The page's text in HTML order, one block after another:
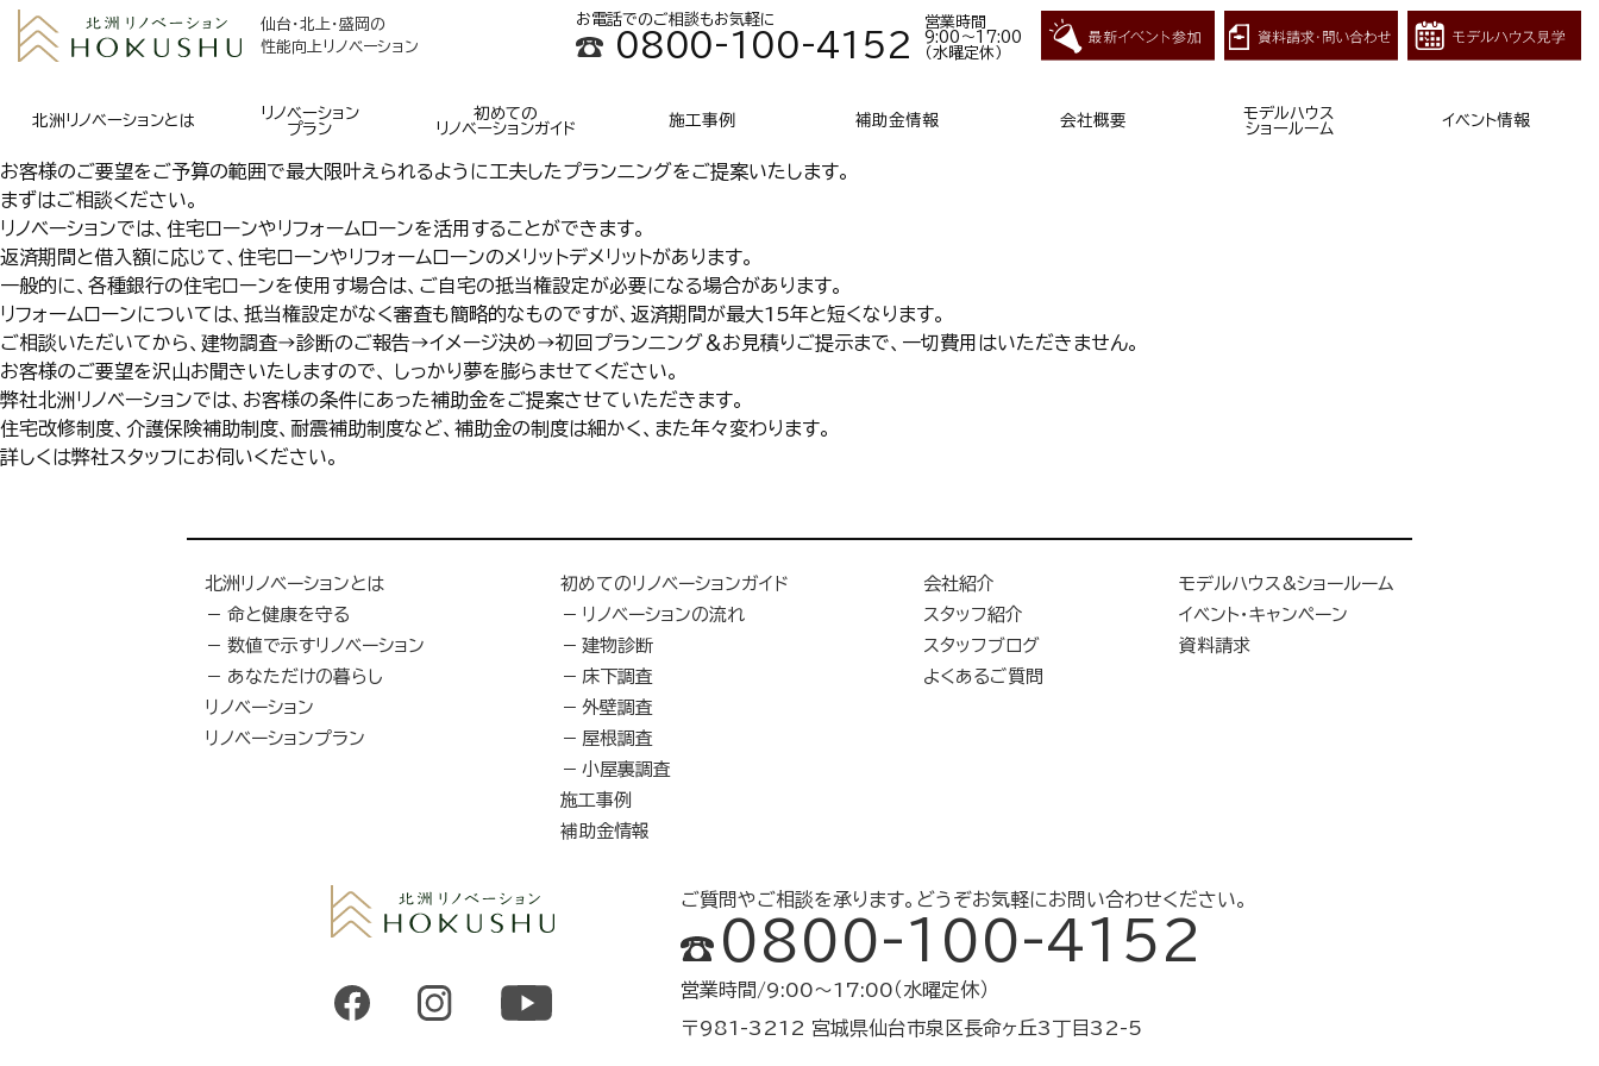
仙台・北上・盛岡の
性能向上リノベーション
お電話でのご相談もお気軽に
0800-100-4152
営業時間
9:00～17:00
（水曜定休）
北洲リノベーションとは
リノベーション
プラン
初めての
リノベーションガイド
施工事例 補助金情報 会社概要
モデルハウス
ショールーム
イベント情報
お客様のご要望をご予算の範囲で最大限叶えられるように工夫したプランニングをご提案いたします。
まずはご相談ください。
リノベーションでは、住宅ローンやリフォームローンを活用することができます。
返済期間と借入額に応じて、住宅ローンやリフォームローンのメリットデメリットがあります。
一般的に、各種銀行の住宅ローンを使用す場合は、ご自宅の抵当権設定が必要になる場合があります。
リフォームローンについては、抵当権設定がなく審査も簡略的なものですが、返済期間が最大15年と短くなります。
ご相談いただいてから、建物調査→診断のご報告→イメージ決め→初回プランニング＆お見積りご提示まで、一切費用はいただきません。
お客様のご要望を沢山お聞きいたしますので、 しっかり夢を膨らませてください。
弊社北洲リノベーションでは、お客様の条件にあった補助金をご提案させていただきます。
住宅改修制度、介護保険補助制度、耐震補助制度など、補助金の制度は細かく、また年々変わります。
詳しくは弊社スタッフにお伺いください。
北洲リノベーションとは
命と健康を守る
数値で示すリノベーション
あなただけの暮らし
リノベーション
リノベーションプラン
初めてのリノベーションガイド
リノベーションの流れ
建物診断
床下調査
外壁調査
屋根調査
小屋裏調査
施工事例
補助金情報
会社紹介
スタッフ紹介
スタッフブログ
よくあるご質問
モデルハウス&ショールーム
イベント・キャンペーン
資料請求
ご質問やご相談を承ります。 どうぞお気軽にお問い合わせください。
0800-100-4152
営業時間/9:00～17:00（水曜定休）
〒981-3212 宮城県仙台市泉区長命ヶ丘3丁目32-5